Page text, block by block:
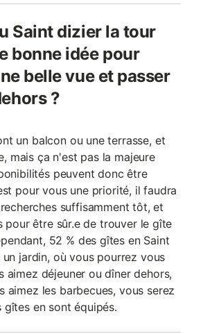
Saint dizier la tour
bonne idée pour
belle vue et passer
?
un balcon ou une terrasse, et
mais ça n'est pas la majeure
peuvent donc être
pour vous une priorité, il faudra
suffisamment tôt, et
pour être sûr.e de trouver le gîte
52 % des gîtes en Saint
jardin, où vous pourrez vous
aimez déjeuner ou dîner dehors,
aimez les barbecues, vous serez
gîtes en sont équipés.